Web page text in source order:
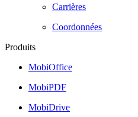
Carrières
Coordonnées
Produits
MobiOffice
MobiPDF
MobiDrive